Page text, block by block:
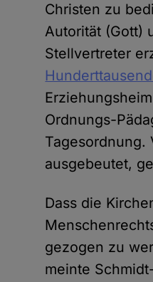
Christen zu
Autorität (Gott)
Stellvertreter
Ordnungs-
Tagesordnung.
ausgebeutet,
Dass die
gezogen zu
meinte